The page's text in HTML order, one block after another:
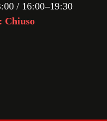
/ 16:00–19:30
Chiuso